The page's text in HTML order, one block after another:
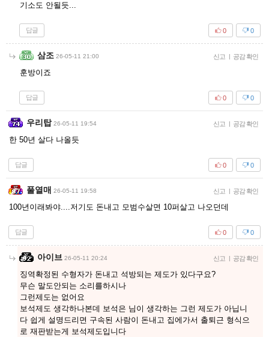
기소도 안될듯...
답글 0
0
삼조 26-05-11 21:00 신고 공감 확인
훈방이죠
답글 0
0
우리탑 26-05-11 19:54 신고 공감 확인
한 50년 살다 나올듯
답글 0
0
풀열매 26-05-11 19:58 신고 공감 확인
100년이래봐야....저기도 돈내고 모범수살면 10퍼살고 나오던데
답글 0
0
아이브 26-05-11 20:24 신고 공감 확인
징역확정된 수형자가 돈내고 석방되는 제도가 있다구요?
무슨 말도안되는 소리를하시나
그런제도는 없어요
보석제도 생각하나본데 보석은 님이 생각하는 그런 제도가 아닙니
다 쉽게 설명드리면 구속된 사람이 돈내고 집에가서 출퇴근 형식으
로 재판받는게 보석제도입니다